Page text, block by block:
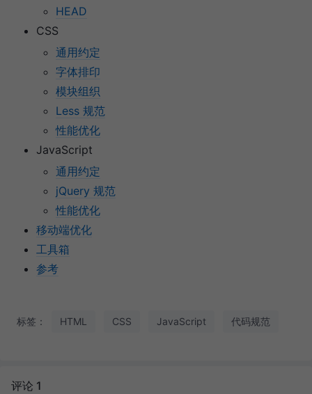
HEAD
CSS
通用约定
字体排印
模块组织
Less 规范
性能优化
JavaScript
通用约定
jQuery 规范
性能优化
移动端优化
工具箱
参考
标签： HTML CSS JavaScript 代码规范
评论 1